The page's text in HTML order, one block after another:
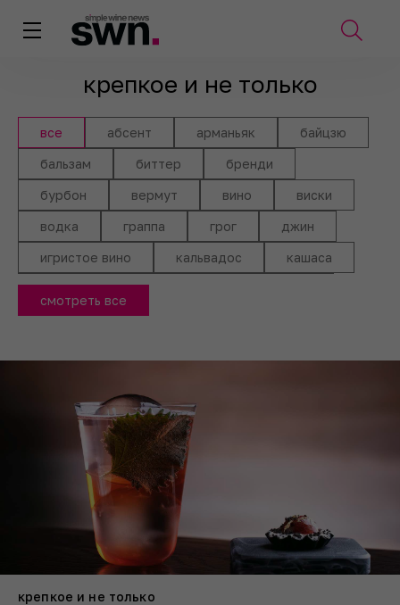
крепкое и не только
все абсент арманьяк байцзю
бальзам биттер бренди
бурбон вермут вино виски
водка граппа грог джин
игристое вино кальвадос кашаса
коньяк крепленое вино
мескаль настойка
самбука сетю
текила тоник
шампанское эль
смотреть все
крепкое и не только